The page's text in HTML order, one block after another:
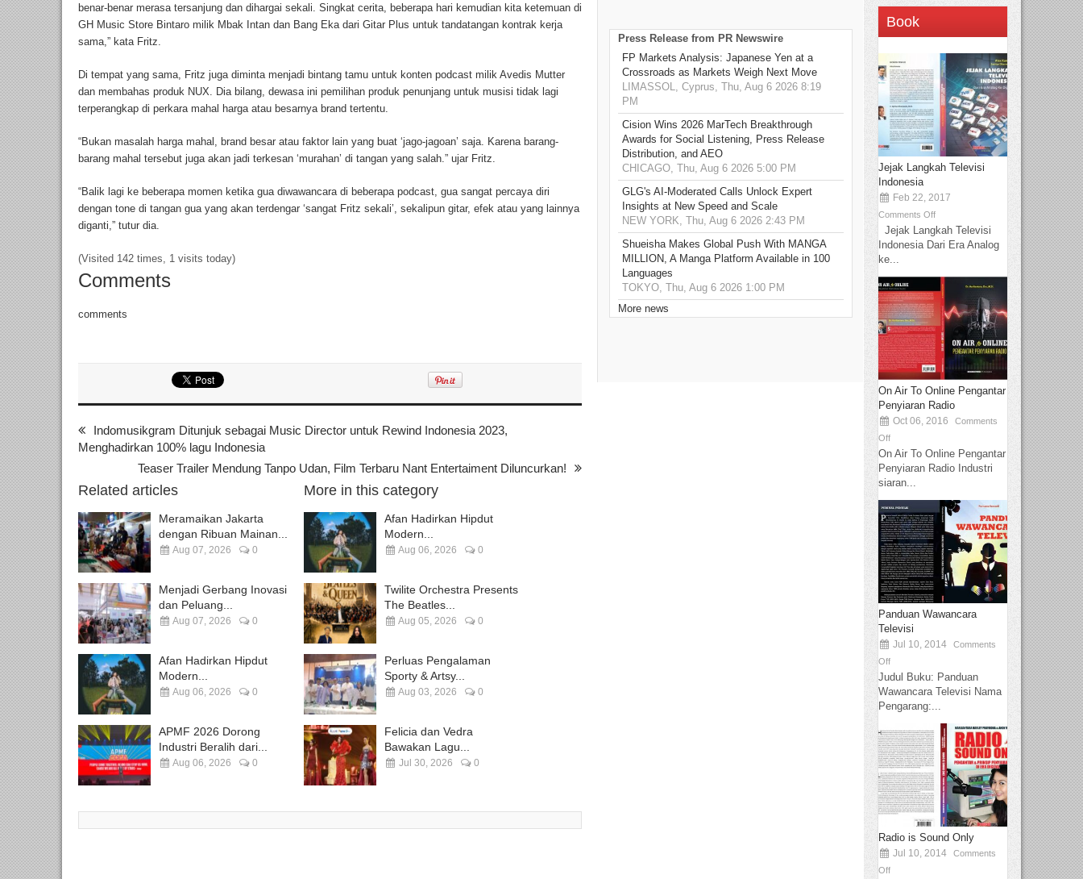
benar-benar merasa tersanjung dan dihargai sekali. Singkat cerita, beberapa hari kemudian kita ketemuan di
GH Music Store Bintaro milik Mbak Intan dan Bang Eka dari Gitar Plus untuk tandatangan kontrak kerja
sama,” kata Fritz.
Di tempat yang sama, Fritz juga diminta menjadi bintang tamu untuk konten podcast milik Avedis Mutter
dan membahas produk NUX. Dia bilang, dewasa ini pemilihan produk penunjang untuk musisi tidak lagi
terperangkap di perkara mahal harga atau besarnya brand tertentu.
“Bukan masalah harga mahal, brand besar atau faktor lain yang buat ‘jago-jagoan’ saja. Karena barang-
barang mahal tersebut juga akan jadi terkesan ‘murahan’ di tangan yang salah.” ujar Fritz.
“Balik lagi ke beberapa momen ketika gua diwawancara di beberapa podcast, gua sangat percaya diri
dengan tone di tangan gua yang akan terdengar ‘sangat Fritz sekali’, sekalipun gitar, efek atau yang lainnya
diganti,” tutur dia.
(Visited 142 times, 1 visits today)
Comments
comments
Indomusikgram Ditunjuk sebagai Music Director untuk Rewind Indonesia 2023,
Menghadirkan 100% lagu Indonesia
Teaser Trailer Mendung Tanpo Udan, Film Terbaru Nant Entertaiment Diluncurkan!
Related articles
Meramaikan Jakarta
dengan Ribuan Mainan...
Aug 07, 2026 0
Menjadi Gerbang Inovasi
dan Peluang...
Aug 07, 2026 0
Afan Hadirkan Hipdut
Modern...
Aug 06, 2026 0
APMF 2026 Dorong
Industri Beralih dari...
Aug 06, 2026 0
More in this category
Afan Hadirkan Hipdut
Modern...
Aug 06, 2026 0
Twilite Orchestra Presents
The Beatles...
Aug 05, 2026 0
Perluas Pengalaman
Sporty & Artsy...
Aug 03, 2026 0
Felicia dan Vedra
Bawakan Lagu...
Jul 30, 2026 0
Press Release from PR Newswire
FP Markets Analysis: Japanese Yen at a
Crossroads as Markets Weigh Next Move
LIMASSOL, Cyprus, Thu, Aug 6 2026 8:19
PM
Cision Wins 2026 MarTech Breakthrough
Awards for Social Listening, Press Release
Distribution, and AEO
CHICAGO, Thu, Aug 6 2026 5:00 PM
GLG's AI-Moderated Calls Unlock Expert
Insights at New Speed and Scale
NEW YORK, Thu, Aug 6 2026 2:43 PM
Shueisha Makes Global Push With MANGA
MILLION, A Manga Platform Available in 100
Languages
TOKYO, Thu, Aug 6 2026 1:00 PM
More news
Book
Jejak Langkah Televisi
Indonesia
Feb 22, 2017
Comments Off
Jejak Langkah Televisi
Indonesia Dari Era Analog
ke...
On Air To Online Pengantar
Penyiaran Radio
Oct 06, 2016
Comments
Off
On Air To Online Pengantar
Penyiaran Radio Industri
siaran...
Panduan Wawancara
Televisi
Jul 10, 2014
Comments
Off
Judul Buku: Panduan
Wawancara Televisi Nama
Pengarang:...
Radio is Sound Only
Jul 10, 2014
Comments
Off